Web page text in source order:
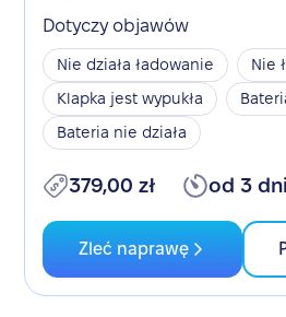
Dotyczy objawów
Nie działa ładowanie
Nie
Klapka jest wypukła
Bateria nie działa
379,00 zł od 3 dni
Zleć naprawę